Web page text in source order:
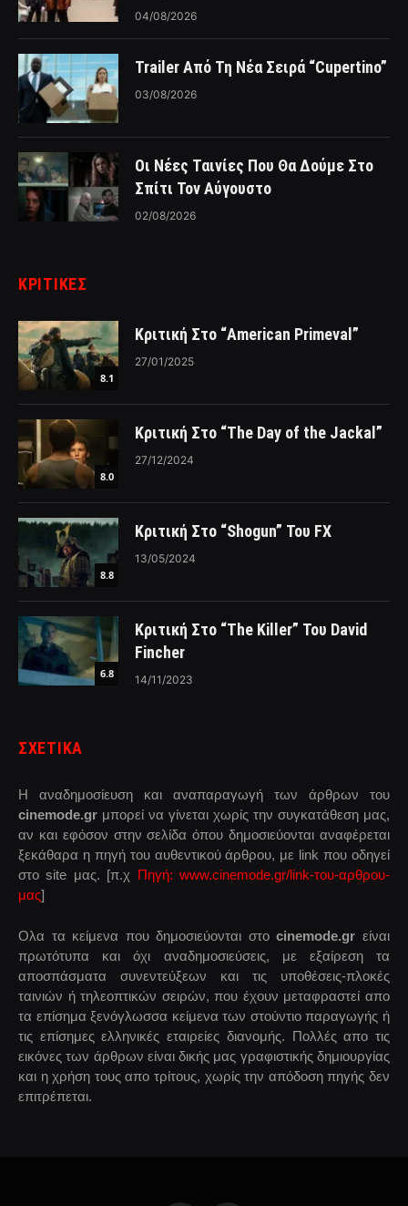
04/08/2026
Trailer Από Τη Νέα Σειρά “Cupertino”
03/08/2026
Οι Νέες Ταινίες Που Θα Δούμε Στο
Σπίτι Τον Αύγουστο
02/08/2026
ΚΡΙΤΙΚΈΣ
8.1
Κριτική Στο “American Primeval”
27/01/2025
8.0
Κριτική Στο “The Day of the Jackal”
27/12/2024
8.8
Κριτική Στο “Shogun” Του FX
13/05/2024
6.8
Κριτική Στο “The Killer” Του David
Fincher
14/11/2023
ΣΧΕΤΙΚΑ
Η αναδημοσίευση και αναπαραγωγή των άρθρων του
cinemode.gr μπορεί να γίνεται χωρίς την συγκατάθεση μας,
αν και εφόσον στην σελίδα όπου δημοσιεύονται αναφέρεται
ξεκάθαρα η πηγή του αυθεντικού άρθρου, με link που οδηγεί
στο site μας. [π.χ Πηγή: www.cinemode.gr/link-του-αρθρου-
μας]
Ολα τα κείμενα που δημοσιεύονται στοcinemode.gr είναι
πρωτότυπα και όχι αναδημοσιεύσεις, με εξαίρεση τα
αποσπάσματα συνεντεύξεων και τις υποθέσεις-πλοκές
ταινιών ή τηλεοπτικών σειρών, που έχουν μεταφραστεί απο
τα επίσημα ξενόγλωσσα κείμενα των στούντιο παραγωγής ή
τις επίσημες ελληνικές εταιρείες διανομής. Πολλές απο τις
εικόνες των άρθρων είναι δικής μας γραφιστικής δημιουργίας
και η χρήση τους απο τρίτους, χωρίς την απόδοση πηγής δεν
επιτρέπεται.